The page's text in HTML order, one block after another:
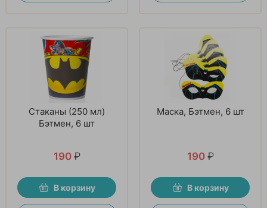
Стаканы (250 мл)
Бэтмен, 6 шт
190 ₽
В корзину
Маска, Бэтмен, 6 шт
190 ₽
В корзину